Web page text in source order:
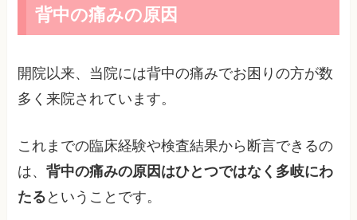
背中の痛みの原因
開院以来、当院には背中の痛みでお困りの方が数
多く来院されています。
これまでの臨床経験や検査結果から断言できるの
は、背中の痛みの原因はひとつではなく多岐にわ
たる ということです。